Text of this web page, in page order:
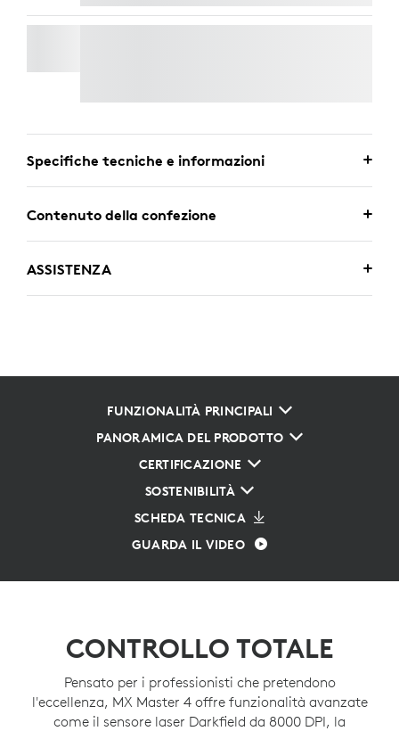
Specifiche tecniche e informazioni
Contenuto della confezione
ASSISTENZA
FUNZIONALITÀ PRINCIPALI
PANORAMICA DEL PRODOTTO
CERTIFICAZIONE
SOSTENIBILITÀ
SCHEDA TECNICA
GUARDA IL VIDEO
CONTROLLO TOTALE
Pensato per i professionisti che pretendono
l'eccellenza, MX Master 4 offre funzionalità avanzate
come il sensore laser Darkfield da 8000 DPI, la